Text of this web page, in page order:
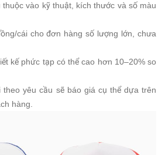
vào kỹ thuật, kích thước và số màu
cái cho đơn hàng số lượng lớn, chưa
kế phức tạp có thể cao hơn 10–20% so
yêu cầu sẽ báo giá cụ thể dựa trên
hàng.